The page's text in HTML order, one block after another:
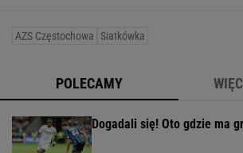
AZS Częstochowa Siatkówka
POLECAMY
Dogadali się! Oto gdzie ma